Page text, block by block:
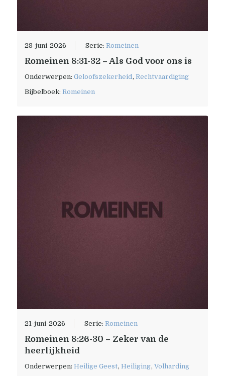
28-juni-2026 Serie:Romeinen
Romeinen 8:31-32 – Als God voor ons is
Onderwerpen:Geloofszekerheid,Rechtvaardiging
Bijbelboek:Romeinen
21-juni-2026 Serie:Romeinen
Romeinen 8:26-30 – Zeker van de
heerlijkheid
Onderwerpen:Heilige Geest,Heiliging,Volharding